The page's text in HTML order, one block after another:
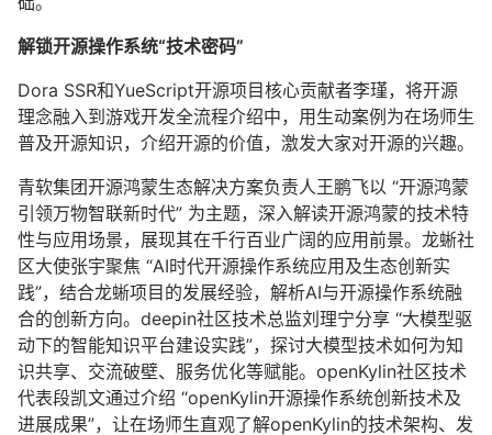
解锁开源操作系统“技术密码”
Dora SSR和YueScript开源项目核心贡献者李瑾，将开源
理念融入到游戏开发全流程介绍中，用生动案例为在场师生
普及开源知识，介绍开源的价值，激发大家对开源的兴趣。
青软集团开源鸿蒙生态解决方案负责人王鹏飞以 “开源鸿蒙
引领万物智联新时代” 为主题，深入解读开源鸿蒙的技术特
性与应用场景，展现其在千行百业广阔的应用前景。龙蜥社
区大使张宇聚焦 “AI时代开源操作系统应用及生态创新实
践”，结合龙蜥项目的发展经验，解析AI与开源操作系统融
合的创新方向。deepin社区技术总监刘理宁分享 “大模型驱
动下的智能知识平台建设实践”，探讨大模型技术如何为知
识共享、交流破壁、服务优化等赋能。openKylin社区技术
代表段凯文通过介绍 “openKylin开源操作系统创新技术及
进展成果”，让在场师生直观了解openKylin的技术架构、发